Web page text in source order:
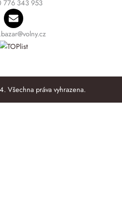
776 343 953
Všechna práva vyhrazena.